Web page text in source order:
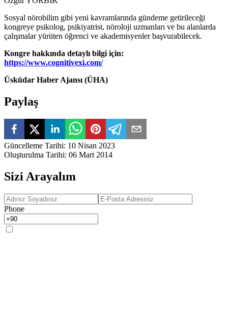
Sosyal nörobilim gibi yeni kavramlarında gündeme getirileceği
kongreye psikolog, psikiyatrist, nöroloji uzmanları ve bu alanlarda
çalışmalar yürüten öğrenci ve akademisyenler başvurabilecek.
Kongre hakkında detaylı bilgi için:
https://www.cognitivexi.com/
Üsküdar Haber Ajansı (ÜHA)
Paylaş
Güncelleme Tarihi: 10 Nisan 2023
Oluşturulma Tarihi: 06 Mart 2014
Sizi Arayalım
Phone